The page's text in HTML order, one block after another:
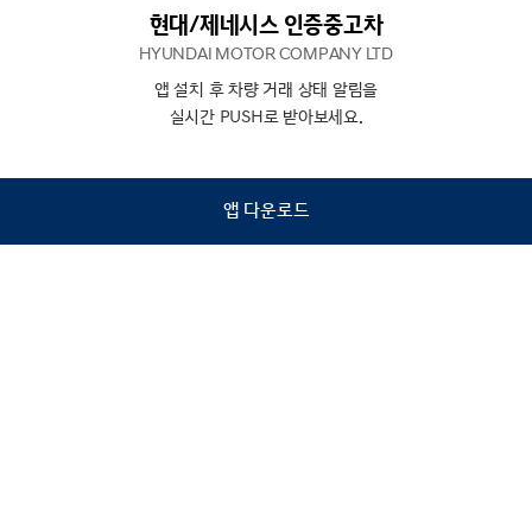
검색
현대/제네시스 인증중고차
HYUNDAI MOTOR COMPANY LTD
앱 설치 후 차량 거래 상태 알림을
실시간 PUSH로 받아보세요.
앱 다운로드